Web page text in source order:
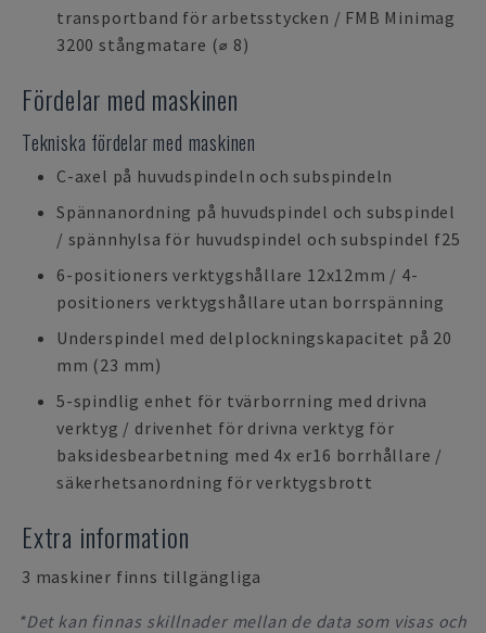
transportband för arbetsstycken / FMB Minimag
3200 stångmatare (⌀ 8)
Fördelar med maskinen
Tekniska fördelar med maskinen
C-axel på huvudspindeln och subspindeln
Spännanordning på huvudspindel och subspindel
/ spännhylsa för huvudspindel och subspindel f25
6-positioners verktygshållare 12x12mm / 4-
positioners verktygshållare utan borrspänning
Underspindel med delplockningskapacitet på 20
mm (23 mm)
5-spindlig enhet för tvärborrning med drivna
verktyg / drivenhet för drivna verktyg för
baksidesbearbetning med 4x er16 borrhållare /
säkerhetsanordning för verktygsbrott
Extra information
3 maskiner finns tillgängliga
*Det kan finnas skillnader mellan de data som visas och